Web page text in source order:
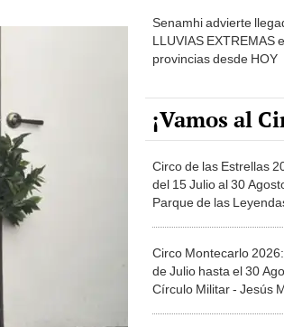
Senamhi advierte
LLUVIAS EXTREMAS
provincias desde HOY
¡Vamos al
Circo de las Estrellas
del 15 Julio al 30
Parque de las
Circo Montecarlo
de Julio hasta el 30
Círculo Militar - Jesús